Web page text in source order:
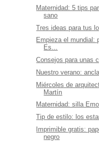
Maternidad: 5 tips
sano
Tres ideas para tus
Empieza el mundial:
Es...
Consejos para unas
Nuestro verano:
Miércoles de
Martín
Maternidad: silla
Tip de estilo: los
Imprimible gratis:
negro